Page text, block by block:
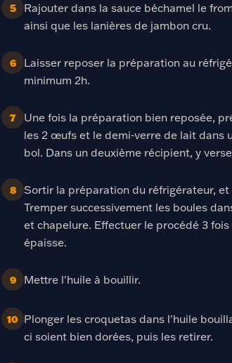
5
Rajouter dans la sauce béchamel le
ainsi que les lanières de jambon cru.
6
Laisser reposer la préparation au
minimum 2h.
7
Une fois la préparation bien reposée,
les 2 œufs et le demi-verre de lait dans
bol. Dans un deuxième récipient, y
8
Sortir la préparation du réfrigérateur,
Tremper successivement les boules
et chapelure. Effectuer le procédé 3
épaisse.
9 Mettre l'huile à bouillir.
10 Plonger les croquetas dans l'huile
ci soient bien dorées, puis les retirer.